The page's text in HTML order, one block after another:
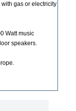
gas or electricity
Watt music
speakers.